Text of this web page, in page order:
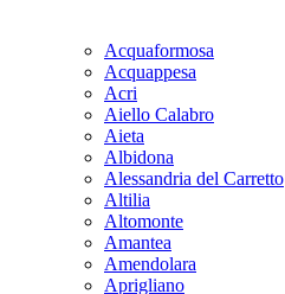
Acquaformosa
Acquappesa
Acri
Aiello Calabro
Aieta
Albidona
Alessandria del Carretto
Altilia
Altomonte
Amantea
Amendolara
Aprigliano